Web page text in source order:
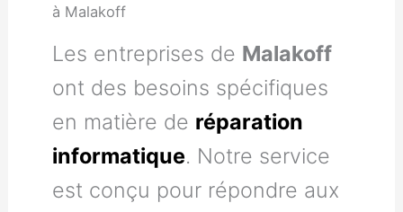
à Malakoff
Les entreprises de Malakoff
ont des besoins spécifiques
en matière de réparation
informatique. Notre service
est conçu pour répondre aux